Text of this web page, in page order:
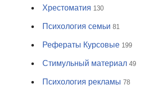
Хрестоматия 130
Психология семьи 81
Рефераты Курсовые 199
Стимульный материал 49
Психология рекламы 78